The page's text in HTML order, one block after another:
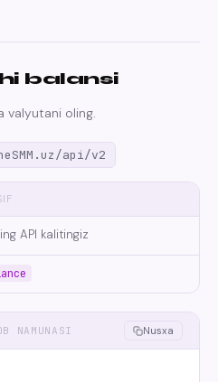
balansi
valyutani oling.
api/v2
API kalitingiz
NAMUNASI Nusxa